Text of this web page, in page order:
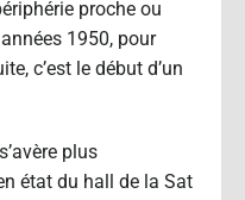
proche ou
1950, pour
c’est le début d’un
plus
état du hall de la Sat